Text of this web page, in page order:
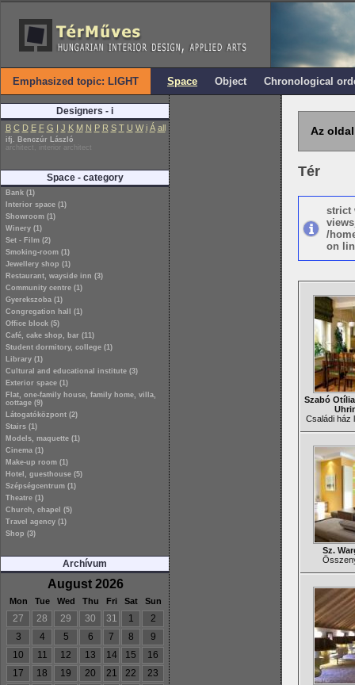
Emphasized topic: LIGHT Space Object Chronological
Designers - i
B C D E F G I J K M N P R S T U W i Á all
ifj. Benczúr László
architect, interior architect
Space - category
Bank (1)
Interior space (1)
Showroom (1)
Winery (1)
Set - Film (2)
Smoking-room (1)
Jewellery shop (1)
Restaurant, wayside inn (3)
Community centre (1)
Gyerekszoba (1)
Congregation hall (1)
Office block (5)
Café, cake shop, bar (11)
Student dormitory, college (1)
Library (1)
Cultural and educational institute (3)
Exterior space (1)
Flat, one-family house, family home, villa,
cottage (9)
Látogatóközpont (2)
Stairs (1)
Models, maquette (1)
Cinema (1)
Make-up room (1)
Hotel, guesthouse (5)
Szépségcentrum (1)
Theatre (1)
Church, chapel (5)
Travel agency (1)
Shop (3)
Archívum
August 2026
Mon Tue Wed Thu Fri Sat Sun
27 28 29 30 31 1
2
3
4 5 6 7 8
9
10
11 12 13 14 15
16
17
18 19 20 21 22
23
Az
Tér
strict
/
on
Szabó
Családi ház
Sz.